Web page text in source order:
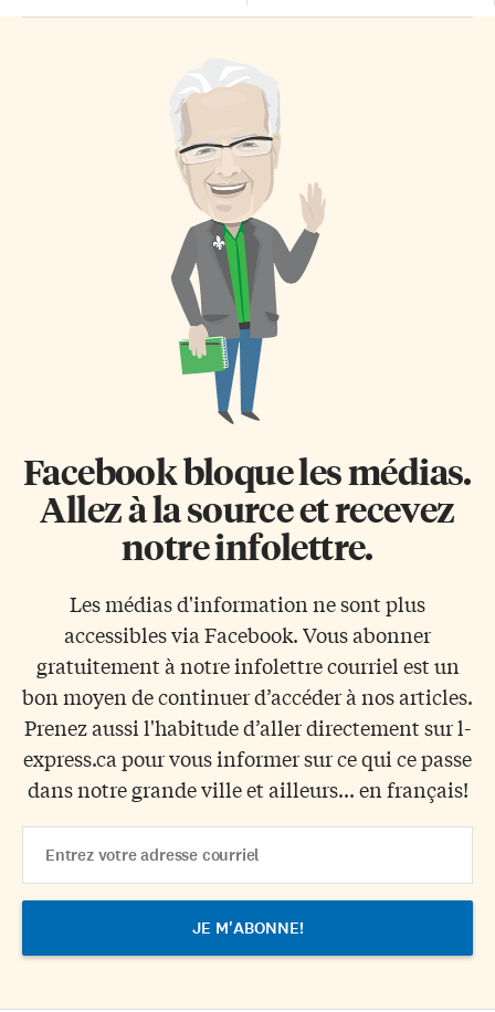
de l’école, il s’agit de «faire
vivre la science et donner aux
élèves un savoir adapté à leur
époque». Quatre modules La
compétition se concentrait
autour de quatre modules: le
pilotage en conditions réelles,
l’automatisation et le codage, la
collaboration en équipe,
présentation devant jury. […]
en septembre 2027. Cette
évolution permettra aux jeunes
de poursuivre leur
cheminement dans un
environnement familier, tout
en favorisant une transition
harmonieuse vers l’école
secondaire. «L’ajout des années
intermédiaires dans ces écoles
s’inscrit dans notre volonté
d’offrir aux élèves un parcours
éducatif cohérent et de grande
qualité, ancré dans leur
Facebook bloque les médias.
Allez à la source et recevez
notre infolettre.
Les médias d'information ne sont plus
accessibles via Facebook. Vous abonner
gratuitement à notre infolettre courriel est un
bon moyen de continuer d’accéder à nos articles.
Prenez aussi l'habitude d’aller directement sur l-
express.ca pour vous informer sur ce qui ce passe
dans notre grande ville et ailleurs... en français!
Address